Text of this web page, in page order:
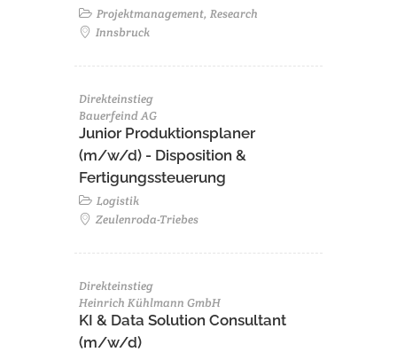
Projektmanagement, Research
Innsbruck
Direkteinstieg
Bauerfeind AG
Junior Produktionsplaner
(m/w/d) - Disposition &
Fertigungssteuerung
Logistik
Zeulenroda-Triebes
Direkteinstieg
Heinrich Kühlmann GmbH
KI & Data Solution Consultant
(m/w/d)